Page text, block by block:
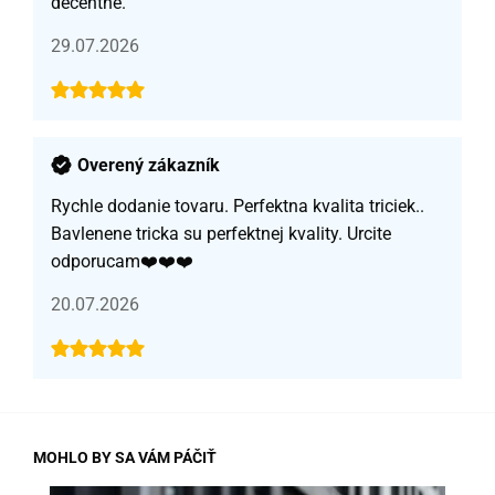
29.07.2026
Overený zákazník
Rychle dodanie tovaru. Perfektna kvalita triciek..
Bavlenene tricka su perfektnej kvality. Urcite
odporucam❤️❤️❤️
20.07.2026
MOHLO BY SA VÁM PÁČIŤ